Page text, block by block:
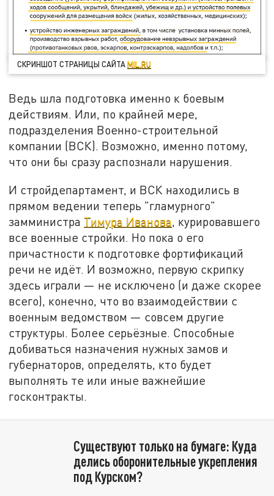
СКРИНШОТ СТРАНИЦЫ САЙТАMIL.RU
Ведь шла подготовка именно к боевым
действиям. Или, по крайней мере,
подразделения Военно-строительной
компании (ВСК). Возможно, именно потому,
что они бы сразу распознали нарушения.
И стройдепартамент, и ВСК находились в
прямом ведении теперь "гламурного"
замминистра Тимура Иванова , курировавшего
все военные стройки. Но пока о его
причастности к подготовке фортификаций
речи не идёт. И возможно, первую скрипку
здесь играли — не исключено (и даже скорее
всего), конечно, что во взаимодействии с
военным ведомством — совсем другие
структуры. Более серьёзные. Способные
добиваться назначения нужных замов и
губернаторов, определять, кто будет
выполнять те или иные важнейшие
госконтракты.
Существуют только на бумаге: Куда
делись оборонительные укрепления
под Курском?